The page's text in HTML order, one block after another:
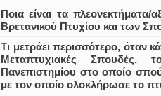
Ποια είναι τα πλεονεκτήματα/
Βρετανικού Πτυχίου και των
Τι μετράει περισσότερο, όταν
Μεταπτυχιακές Σπουδές,
Πανεπιστημίου στο οποίο
με τον οποίο ολοκλήρωσε το